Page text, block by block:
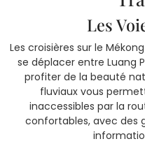
Les
Les croisières sur le
se déplacer entre Luang
profiter de la beauté
fluviaux vous
inaccessibles par la
confortables, avec des